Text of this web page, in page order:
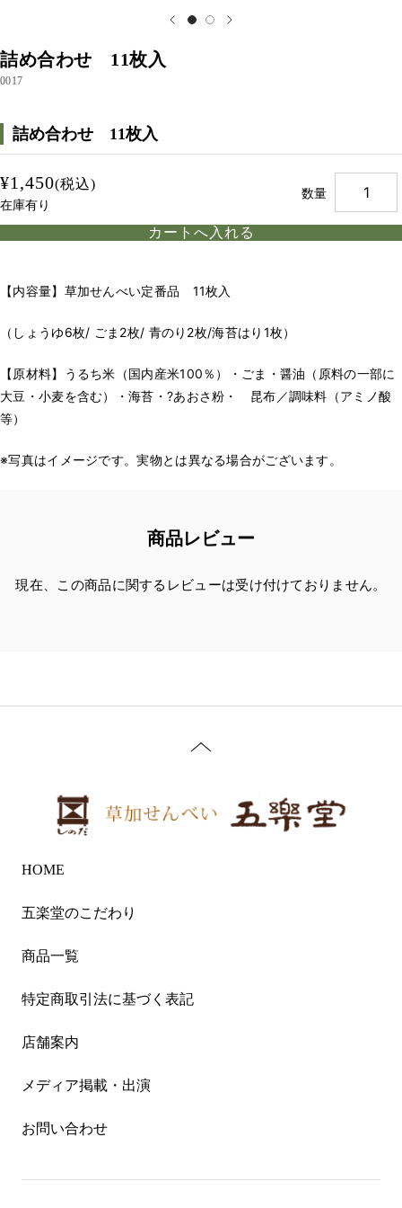
詰め合わせ 11枚入
0017
詰め合わせ 11枚入
¥1,450(税込)
在庫有り
数量
【内容量】草加せんべい定番品 11枚入
（しょうゆ6枚/ ごま2枚/ 青のり2枚/海苔はり1枚）
【原材料】うるち米（国内産米100％）・ごま・醤油（原料の一部に
大豆・小麦を含む）・海苔・?あおさ粉・ 昆布／調味料（アミノ酸
等）
※写真はイメージです。実物とは異なる場合がございます。
商品レビュー
現在、この商品に関するレビューは受け付けておりません。
HOME
五楽堂のこだわり
商品一覧
特定商取引法に基づく表記
店舗案内
メディア掲載・出演
お問い合わせ